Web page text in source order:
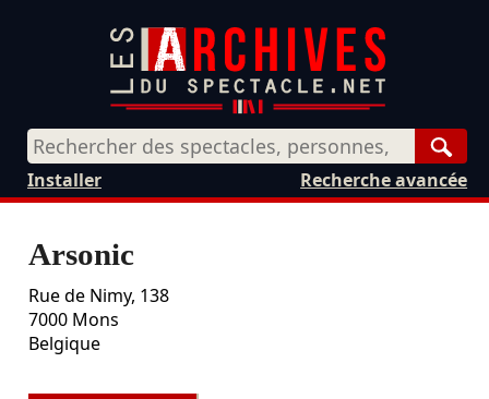
Recherche avancée
Installer
Arsonic
Rue de Nimy, 138
7000 Mons
Belgique